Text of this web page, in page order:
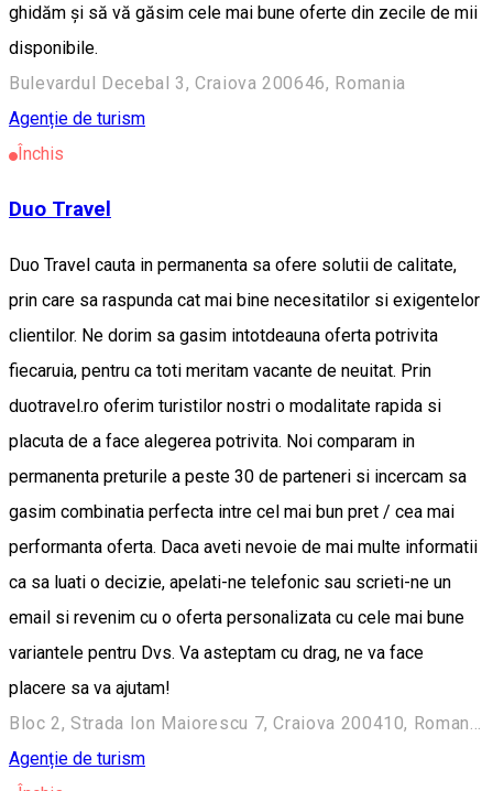
ghidăm și să vă găsim cele mai bune oferte din zecile de mii
disponibile.
Bulevardul Decebal 3, Craiova 200646, Romania
Agenție de turism
Închis
Duo Travel
Duo Travel cauta in permanenta sa ofere solutii de calitate,
prin care sa raspunda cat mai bine necesitatilor si exigentelor
clientilor. Ne dorim sa gasim intotdeauna oferta potrivita
fiecaruia, pentru ca toti meritam vacante de neuitat. Prin
duotravel.ro oferim turistilor nostri o modalitate rapida si
placuta de a face alegerea potrivita. Noi comparam in
permanenta preturile a peste 30 de parteneri si incercam sa
gasim combinatia perfecta intre cel mai bun pret / cea mai
performanta oferta. Daca aveti nevoie de mai multe informatii
ca sa luati o decizie, apelati-ne telefonic sau scrieti-ne un
email si revenim cu o oferta personalizata cu cele mai bune
variantele pentru Dvs. Va asteptam cu drag, ne va face
placere sa va ajutam!
Bloc 2, Strada Ion Maiorescu 7, Craiova 200410, Romania
Agenție de turism